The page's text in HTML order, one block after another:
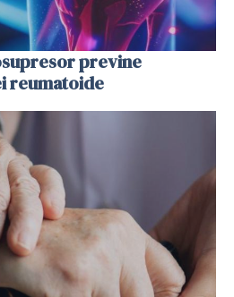
previne
reumatoide